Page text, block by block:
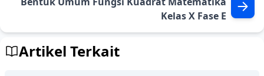
Kelas X Fase E
Artikel Terkait